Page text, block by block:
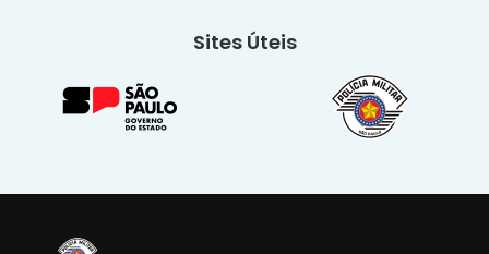
Sites Úteis